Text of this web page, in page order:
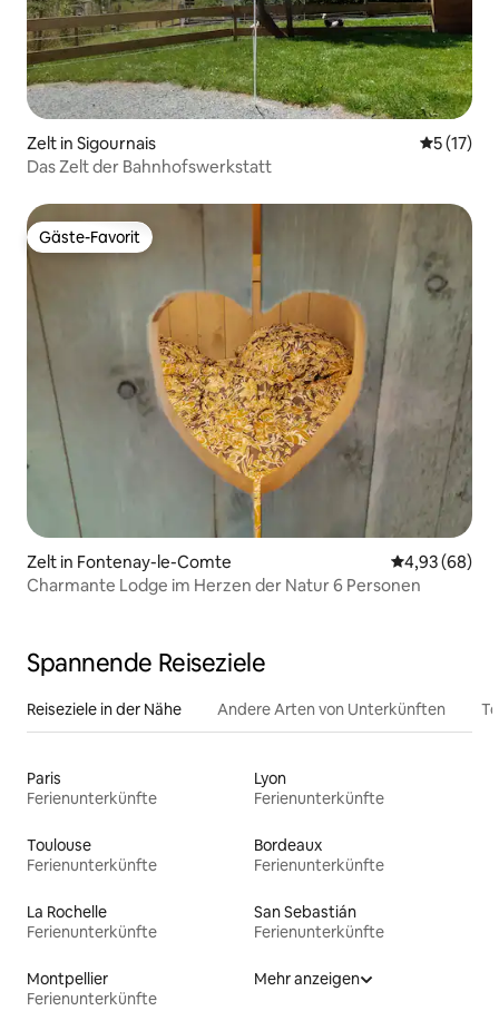
Zelt in Sigournais
5 (17)
Das Zelt der Bahnhofswerkstatt
Gäste-Favorit
Gäste-Favorit
Zelt in Fontenay-le-Comte
4,93 (68)
Charmante Lodge im Herzen der Natur 6 Personen
Spannende Reiseziele
Reiseziele in der Nähe Andere Arten von Unterkünften
Paris
Ferienunterkünfte
Lyon
Ferienunterkünfte
Toulouse
Ferienunterkünfte
Bordeaux
Ferienunterkünfte
La Rochelle
Ferienunterkünfte
San Sebastián
Ferienunterkünfte
Montpellier
Ferienunterkünfte
Mehr anzeigen